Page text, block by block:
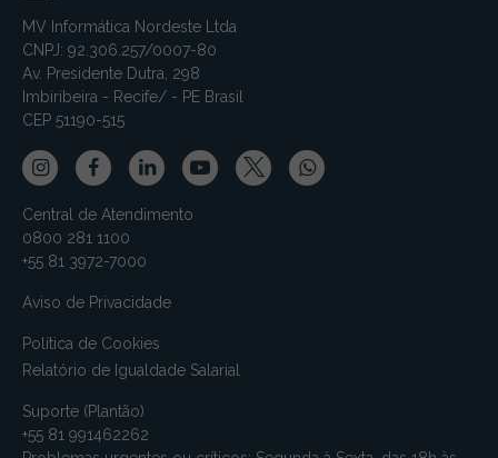
MV Informática Nordeste Ltda
CNPJ: 92.306.257/0007-80
Av. Presidente Dutra, 298
Imbiribeira - Recife/ - PE Brasil
CEP 51190-515
Central de Atendimento
0800 281 1100
+55 81 3972-7000
Aviso de Privacidade
Política de Cookies
Relatório de Igualdade Salarial
Suporte (Plantão)
+55 81 991462262